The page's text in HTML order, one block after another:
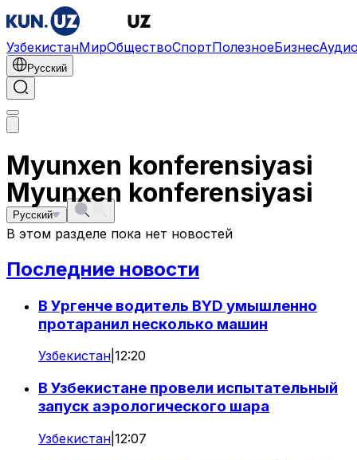
УзбекистанМирОбществоСпортПолезноеБизнес
Русский
Myunxen konferensiyasi
Русский
Myunxen konferensiyasi
В этом разделе пока нет новостей
Последние новости
В Ургенче водитель BYD умышленно
протаранил несколько машин
Узбекистан 12:20
В Узбекистане провели испытательный
запуск аэрологического шара
Узбекистан 12:07